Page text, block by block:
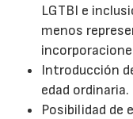
LGTBI e
menos
Introducción
edad ordinaria.
Posibilidad de